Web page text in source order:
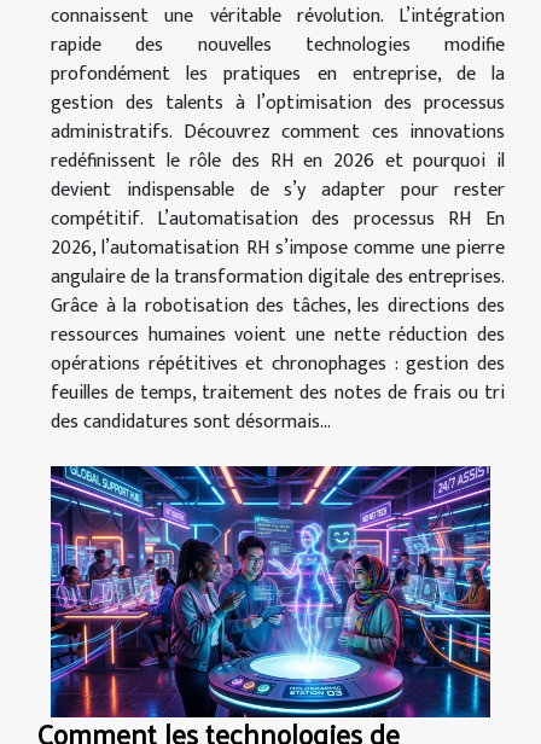
connaissent une véritable révolution. L’intégration
rapide des nouvelles technologies modifie
profondément les pratiques en entreprise, de la
gestion des talents à l’optimisation des processus
administratifs. Découvrez comment ces innovations
redéfinissent le rôle des RH en 2026 et pourquoi il
devient indispensable de s’y adapter pour rester
compétitif. L’automatisation des processus RH En
2026, l’automatisation RH s’impose comme une pierre
angulaire de la transformation digitale des entreprises.
Grâce à la robotisation des tâches, les directions des
ressources humaines voient une nette réduction des
opérations répétitives et chronophages : gestion des
feuilles de temps, traitement des notes de frais ou tri
des candidatures sont désormais...